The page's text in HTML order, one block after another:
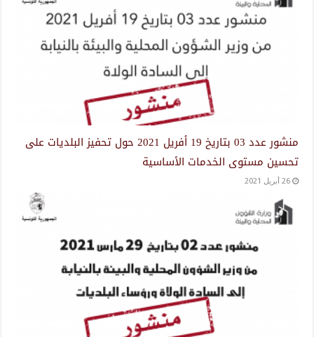
منشور عدد 03 بتاريخ 19 أفريل 2021 حول تحفيز البلديات على
تحسين مستوى الخدمات الأساسية
26 أبريل 2021